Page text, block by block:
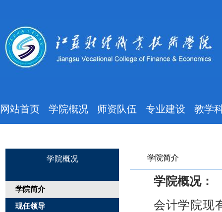
网站首页 学院概况 师资队伍 专业建设 教学
学院概况
学院简介
现任领导
学院简介
学院概况：
会计学院现